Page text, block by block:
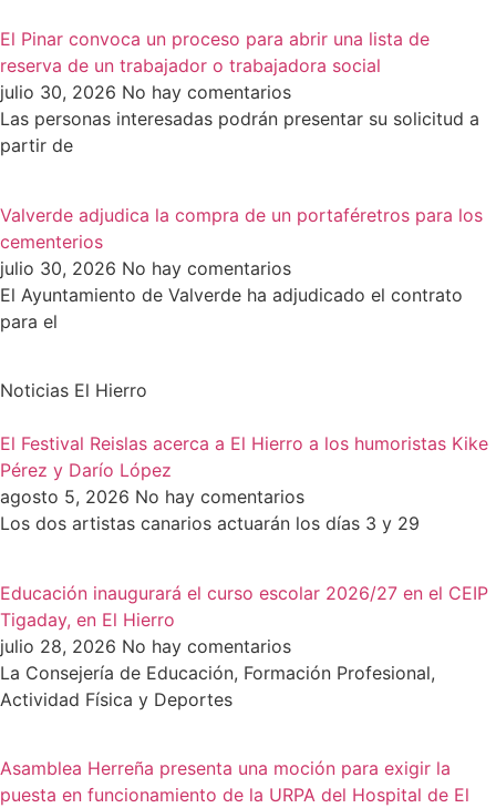
El Pinar convoca un proceso para abrir una lista de
reserva de un trabajador o trabajadora social
julio 30, 2026 No hay comentarios
Las personas interesadas podrán presentar su solicitud a
partir de
Valverde adjudica la compra de un portaféretros para los
cementerios
julio 30, 2026 No hay comentarios
El Ayuntamiento de Valverde ha adjudicado el contrato
para el
Noticias El Hierro
El Festival Reislas acerca a El Hierro a los humoristas Kike
Pérez y Darío López
agosto 5, 2026 No hay comentarios
Los dos artistas canarios actuarán los días 3 y 29
Educación inaugurará el curso escolar 2026/27 en el CEIP
Tigaday, en El Hierro
julio 28, 2026 No hay comentarios
La Consejería de Educación, Formación Profesional,
Actividad Física y Deportes
Asamblea Herreña presenta una moción para exigir la
puesta en funcionamiento de la URPA del Hospital de El